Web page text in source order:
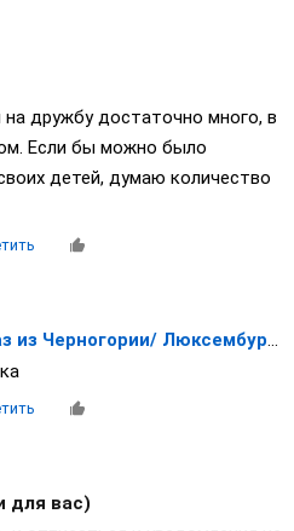
дружбу достаточно много, в
Если бы можно было
детей, думаю количество
для вас)